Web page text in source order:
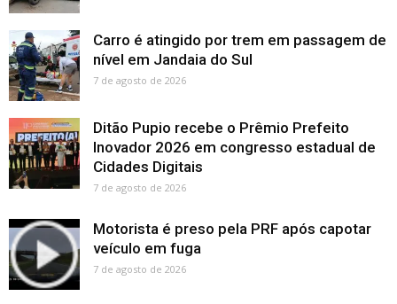
Carro é atingido por trem em passagem de
nível em Jandaia do Sul
7 de agosto de 2026
Ditão Pupio recebe o Prêmio Prefeito
Inovador 2026 em congresso estadual de
Cidades Digitais
7 de agosto de 2026
Motorista é preso pela PRF após capotar
veículo em fuga
7 de agosto de 2026